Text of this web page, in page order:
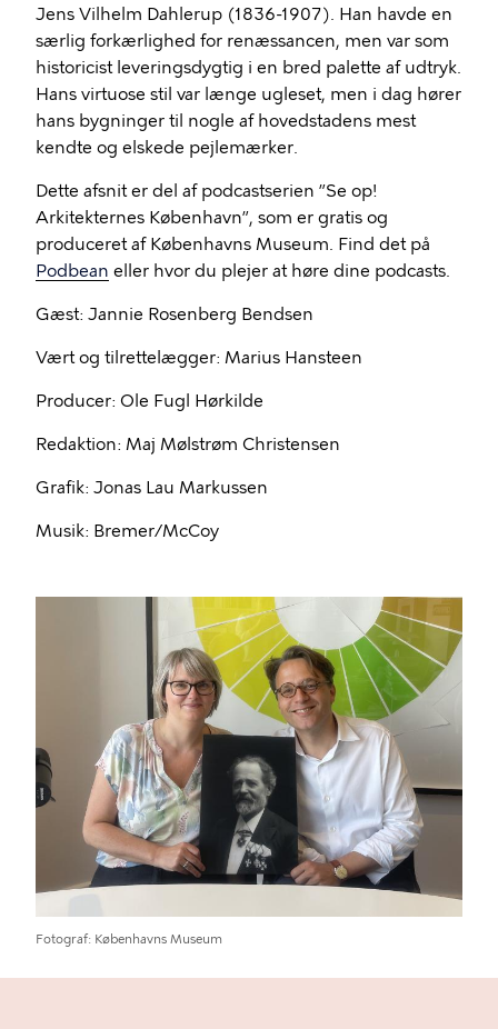
Jens Vilhelm Dahlerup (1836-1907). Han havde en
særlig forkærlighed for renæssancen, men var som
historicist leveringsdygtig i en bred palette af udtryk.
Hans virtuose stil var længe ugleset, men i dag hører
hans bygninger til nogle af hovedstadens mest
kendte og elskede pejlemærker.
Dette afsnit er del af podcastserien ”Se op!
Arkitekternes København”, som er gratis og
produceret af Københavns Museum. Find det på
Podbean eller hvor du plejer at høre dine podcasts.
Gæst: Jannie Rosenberg Bendsen
Vært og tilrettelægger: Marius Hansteen
Producer: Ole Fugl Hørkilde
Redaktion: Maj Mølstrøm Christensen
Grafik: Jonas Lau Markussen
Musik: Bremer/McCoy
Fotograf Københavns Museum